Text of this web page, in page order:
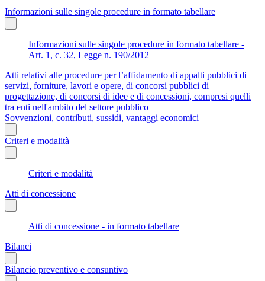
Informazioni sulle singole procedure in formato tabellare
Informazioni sulle singole procedure in formato tabellare -
Art. 1, c. 32, Legge n. 190/2012
Atti relativi alle procedure per l’affidamento di appalti pubblici di
servizi, forniture, lavori e opere, di concorsi pubblici di
progettazione, di concorsi di idee e di concessioni, compresi quelli
tra enti nell'ambito del settore pubblico
Sovvenzioni, contributi, sussidi, vantaggi economici
Criteri e modalità
Criteri e modalità
Atti di concessione
Atti di concessione - in formato tabellare
Bilanci
Bilancio preventivo e consuntivo